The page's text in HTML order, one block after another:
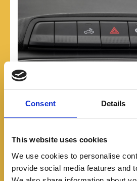
Consent Details
This website uses cookies
We use cookies to personalise
provide social media features and
mantiene sus 750 kg de
suspensión trasera de eje rígido